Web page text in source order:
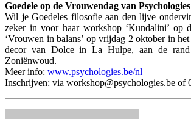
Goedele op de Vrouwendag van Psychologies
Wil je Goedeles filosofie aan den lijve
zeker in voor haar workshop ‘Kundalini’ op
‘Vrouwen in balans’ op vrijdag 2 oktober in
decor van Dolce in La Hulpe, aan de rand
Zoniënwoud.
Meer info: www.psychologies.be/nl
Inschrijven: via workshop@psychologies.be of